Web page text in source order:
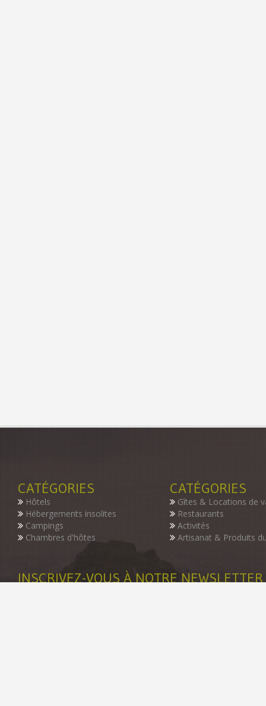
CATÉGORIES
Hôtels
Hébergements insolites
Campings
Chambres d'hôtes
CATÉGORIES
Gîtes & Locations de
Restaurants
Activités
Artisanat & Produits
INSCRIVEZ-VOUS À NOTRE NEWSLETTER